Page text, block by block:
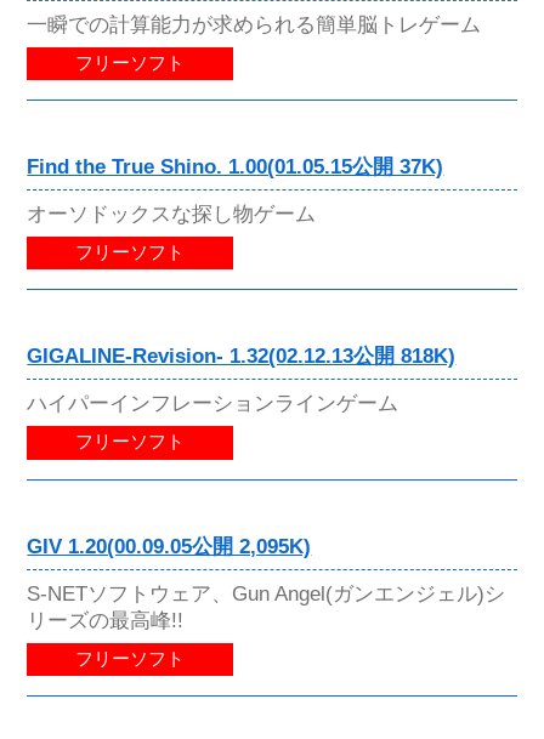
一瞬での計算能力が求められる簡単脳トレゲーム
フリーソフト
Find the True Shino. 1.00(01.05.15公開 37K)
オーソドックスな探し物ゲーム
フリーソフト
GIGALINE-Revision- 1.32(02.12.13公開 818K)
ハイパーインフレーションラインゲーム
フリーソフト
GIV 1.20(00.09.05公開 2,095K)
S-NETソフトウェア、Gun Angel(ガンエンジェル)シ
リーズの最高峰!!
フリーソフト